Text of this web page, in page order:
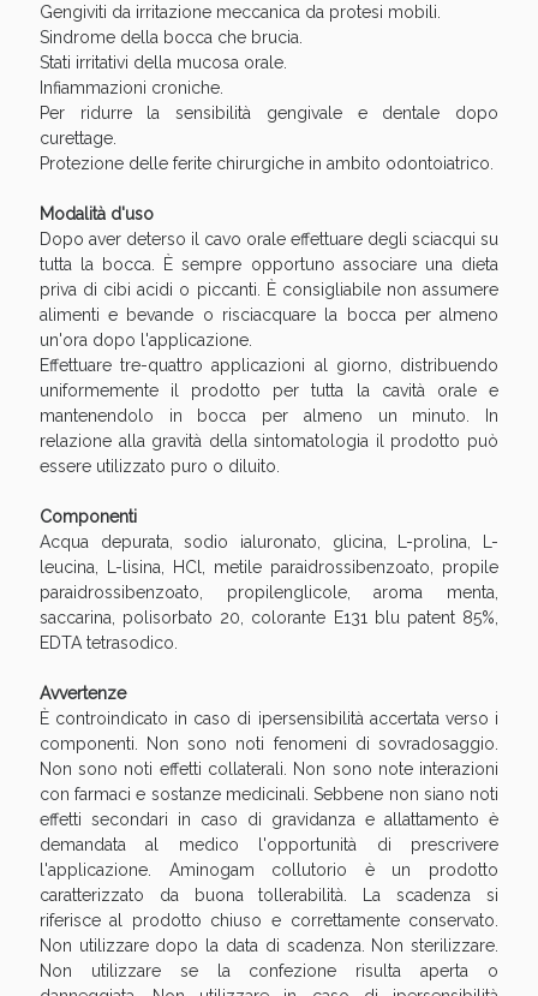
Gengiviti da irritazione meccanica da protesi mobili.
Sindrome della bocca che brucia.
Stati irritativi della mucosa orale.
Infiammazioni croniche.
Per ridurre la sensibilità gengivale e dentale dopo
curettage.
Protezione delle ferite chirurgiche in ambito odontoiatrico.
Modalità d'uso
Dopo aver deterso il cavo orale effettuare degli sciacqui su
tutta la bocca. È sempre opportuno associare una dieta
priva di cibi acidi o piccanti. È consigliabile non assumere
alimenti e bevande o risciacquare la bocca per almeno
un'ora dopo l'applicazione.
Effettuare tre-quattro applicazioni al giorno, distribuendo
uniformemente il prodotto per tutta la cavità orale e
mantenendolo in bocca per almeno un minuto. In
relazione alla gravità della sintomatologia il prodotto può
essere utilizzato puro o diluito.
Componenti
Acqua depurata, sodio ialuronato, glicina, L-prolina, L-
leucina, L-lisina, HCl, metile paraidrossibenzoato, propile
paraidrossibenzoato, propilenglicole, aroma menta,
saccarina, polisorbato 20, colorante E131 blu patent 85%,
EDTA tetrasodico.
Avvertenze
È controindicato in caso di ipersensibilità accertata verso i
componenti. Non sono noti fenomeni di sovradosaggio.
Non sono noti effetti collaterali. Non sono note interazioni
con farmaci e sostanze medicinali. Sebbene non siano noti
effetti secondari in caso di gravidanza e allattamento è
demandata al medico l'opportunità di prescrivere
l'applicazione. Aminogam collutorio è un prodotto
caratterizzato da buona tollerabilità. La scadenza si
riferisce al prodotto chiuso e correttamente conservato.
Non utilizzare dopo la data di scadenza. Non sterilizzare.
Non utilizzare se la confezione risulta aperta o
Vie Urinarie e Prostata: Sconti fino al 45% oggi!
Benessere Intestinale: Sconto fino al 55% valido
oggi!